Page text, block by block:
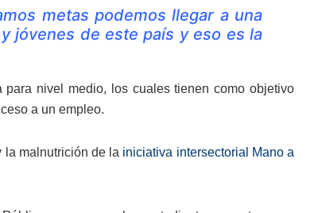
metas podemos llegar a una
jóvenes de este país y eso es la
nivel medio, los cuales tienen como objetivo
a un empleo.
la malnutrición de la iniciativa intersectorial Mano a